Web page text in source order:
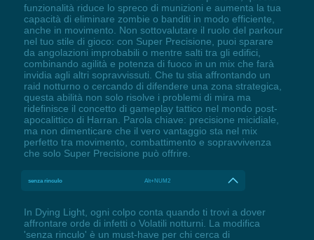
funzionalità riduce lo spreco di munizioni e aumenta la tua
capacità di eliminare zombie o banditi in modo efficiente,
anche in movimento. Non sottovalutare il ruolo del parkour
nel tuo stile di gioco: con Super Precisione, puoi sparare
da angolazioni improbabili o mentre salti tra gli edifici,
combinando agilità e potenza di fuoco in un mix che farà
invidia agli altri sopravvissuti. Che tu stia affrontando un
raid notturno o cercando di difendere una zona strategica,
questa abilità non solo risolve i problemi di mira ma
ridefinisce il concetto di gameplay tattico nel mondo post-
apocalittico di Harran. Parola chiave: precisione micidiale,
ma non dimenticare che il vero vantaggio sta nel mix
perfetto tra movimento, combattimento e sopravvivenza
che solo Super Precisione può offrire.
senza rinculo Alt+NUM2
In Dying Light, ogni colpo conta quando ti trovi a dover
affrontare orde di infetti o Volatili notturni. La modifica
'senza rinculo' è un must-have per chi cerca di